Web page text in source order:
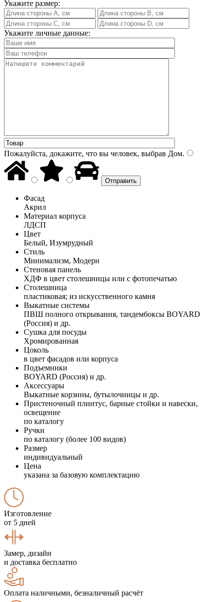
Укажите размер:
Укажите личные данные:
Пожалуйста, докажите, что вы человек, выбрав Дом.
Фасад
Акрил
Материал корпуса
ЛДСП
Цвет
Белый, Изумрудный
Стиль
Минимализм, Модерн
Стеновая панель
ХДФ в цвет столешницы или с фотопечатью
Столешница
пластиковая; из искусственного камня
Выкатные системы
ПВШ полного открывания, тандембоксы BOYARD
(Россия) и др.
Сушка для посуды
Хромированная
Цоколь
в цвет фасадов или корпуса
Подъемники
BOYARD (Россия) и др.
Аксессуары
Выкатные корзины, бутылочницы и др.
Пристеночный плинтус, барные стойки и навески,
освещение
по каталогу
Ручки
по каталогу (более 100 видов)
Размер
индивидуальный
Цена
указана за базовую комплектацию
Изготовление
от 5 дней
Замер, дизайн
и доставка бесплатно
Оплата наличными, безналичный расчёт